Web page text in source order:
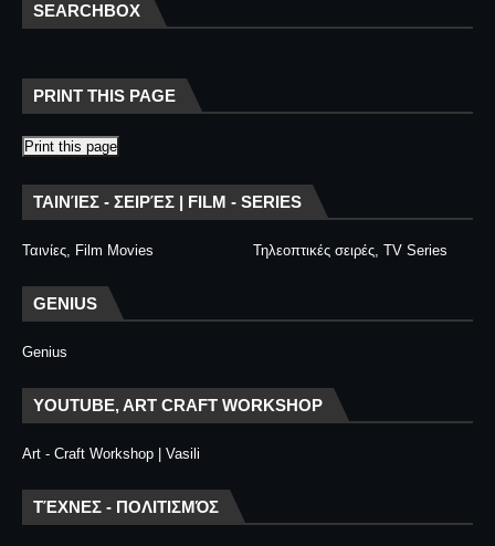
SEARCHBOX
PRINT THIS PAGE
Print this page
ΤΑΙΝΊΕΣ - ΣΕΙΡΈΣ | FILM - SERIES
Ταινίες, Film Movies Τηλεοπτικές σειρές, TV Series
GENIUS
Genius
YOUTUBE, ART CRAFT WORKSHOP
Art - Craft Workshop | Vasili
ΤΈΧΝΕΣ - ΠΟΛΙΤΙΣΜΌΣ